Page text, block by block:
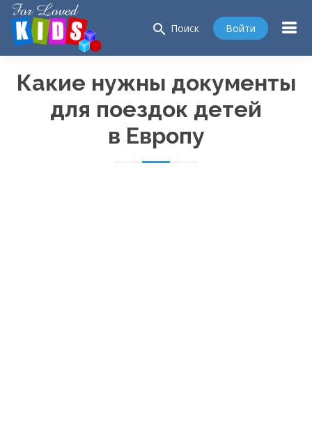
search Поиск Войти
Какие нужны документы
для поездок детей
в Европу